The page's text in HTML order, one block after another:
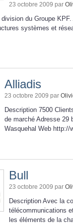
23 octobre 2009 par
du Groupe
systèmes et
Alliadis
23 octobre 2009 par
Description 7500
de marché Adresse 29
Wasquehal Web
Bull
23 octobre 2009 par
Description Avec la
télécommunications
les éléments de la